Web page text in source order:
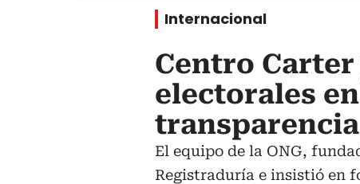
Internacional
Centro
electorales
El equipo de la ONG,
Registraduría e insistió en